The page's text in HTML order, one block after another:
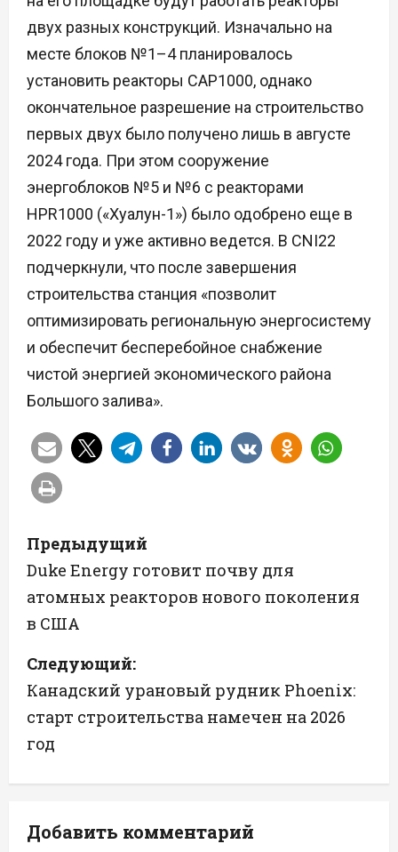
двух разных конструкций. Изначально на
месте блоков №1–4 планировалось
установить реакторы CAP1000, однако
окончательное разрешение на строительство
первых двух было получено лишь в августе
2024 года. При этом сооружение
энергоблоков №5 и №6 с реакторами
HPR1000 («Хуалун-1») было одобрено еще в
2022 году и уже активно ведется. В CNI22
подчеркнули, что после завершения
строительства станция «позволит
оптимизировать региональную энергосистему
и обеспечит бесперебойное снабжение
чистой энергией экономического района
Большого залива».
Н
а
в
г
а
ц
и
я
Предыдущий
Duke Energy готовит почву для
атомных реакторов нового поколения
в США
Следующий:
Канадский урановый рудник Phoenix:
старт строительства намечен на 2026
год
Добавить комментарий